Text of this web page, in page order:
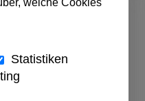
welche Cookies
Statistiken